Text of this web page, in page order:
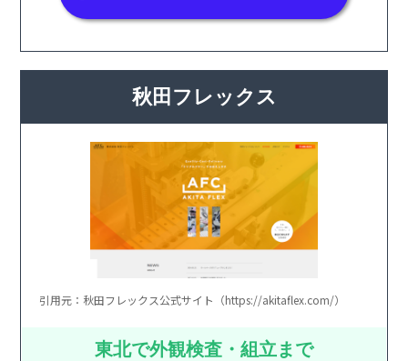
秋田フレックス
引用元：秋田フレックス公式サイト（https://akitaflex.com/）
東北で外観検査・組立まで